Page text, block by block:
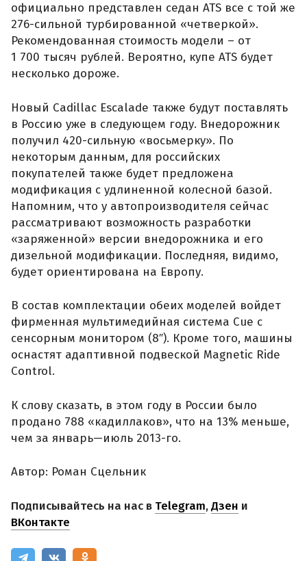
официально представлен седан ATS все с той же
276-сильной турбированной «четверкой».
Рекомендованная стоимость модели – от
1 700 тысяч рублей. Вероятно, купе ATS будет
несколько дороже.
Новый Cadillac Escalade также будут поставлять
в Россию уже в следующем году. Внедорожник
получил 420-сильную «восьмерку». По
некоторым данным, для российских
покупателей также будет предложена
модификация с удлиненной колесной базой.
Напомним, что у автопроизводителя сейчас
рассматривают возможность разработки
«заряженной» версии внедорожника и его
дизельной модификации. Последняя, видимо,
будет ориентирована на Европу.
В состав комплектации обеих моделей войдет
фирменная мультимедийная система Cue с
сенсорным монитором (8″). Кроме того, машины
оснастят адаптивной подвеской Magnetic Ride
Control.
К слову сказать, в этом году в России было
продано 788 «кадиллаков», что на 13% меньше,
чем за январь—июль 2013-го.
Автор: Роман Сцельник
Подписывайтесь на нас в Telegram,Дзен и
ВКонтакте